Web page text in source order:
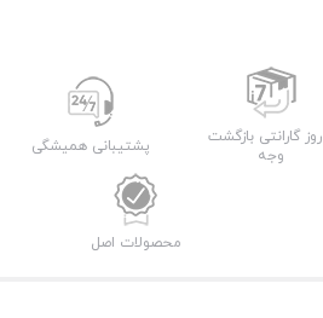
7 روز گارانتی بازگشت
وجه
پشتیبانی همیشگی
محصولات اصل